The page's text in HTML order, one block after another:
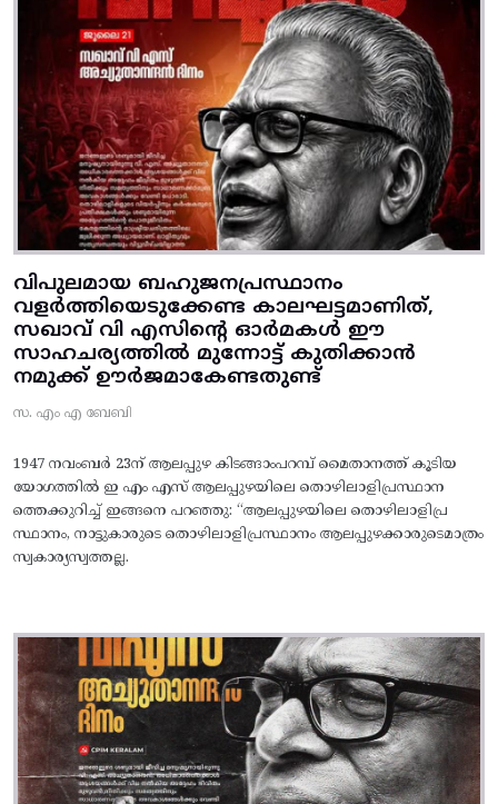
വിപുലമായ ബഹുജനപ്രസ്ഥാനം
വളർത്തിയെടുക്കേണ്ട കാലഘട്ടമാണിത്,
സഖാവ് വി എസിന്റെ ഓർമകൾ ഈ
സാഹചര്യത്തിൽ മുന്നോട്ട്‌ കുതിക്കാൻ
നമുക്ക് ഊർജമാകേണ്ടതുണ്ട്
സ. എം എ ബേബി
1947 നവംബർ 23ന് ആലപ്പുഴ കിടങ്ങാംപറമ്പ്‌ മൈതാനത്ത്‌ കൂടിയ
യോഗത്തിൽ ഇ എം എസ് ആലപ്പുഴയിലെ തൊഴിലാളിപ്രസ്ഥാന
ത്തെക്കുറിച്ച് ഇങ്ങനെ പറഞ്ഞു: “ആലപ്പുഴയിലെ തൊഴിലാളിപ്ര
സ്ഥാനം, നാട്ടുകാരുടെ തൊഴിലാളിപ്രസ്ഥാനം ആലപ്പുഴക്കാരുടെമാത്രം
സ്വകാര്യസ്വത്തല്ല.